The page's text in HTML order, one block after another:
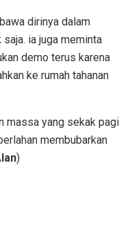
dirinya dalam
ia juga meminta
demo terus karena
ke rumah tahanan
massa yang sekak pagi
membubarkan
)